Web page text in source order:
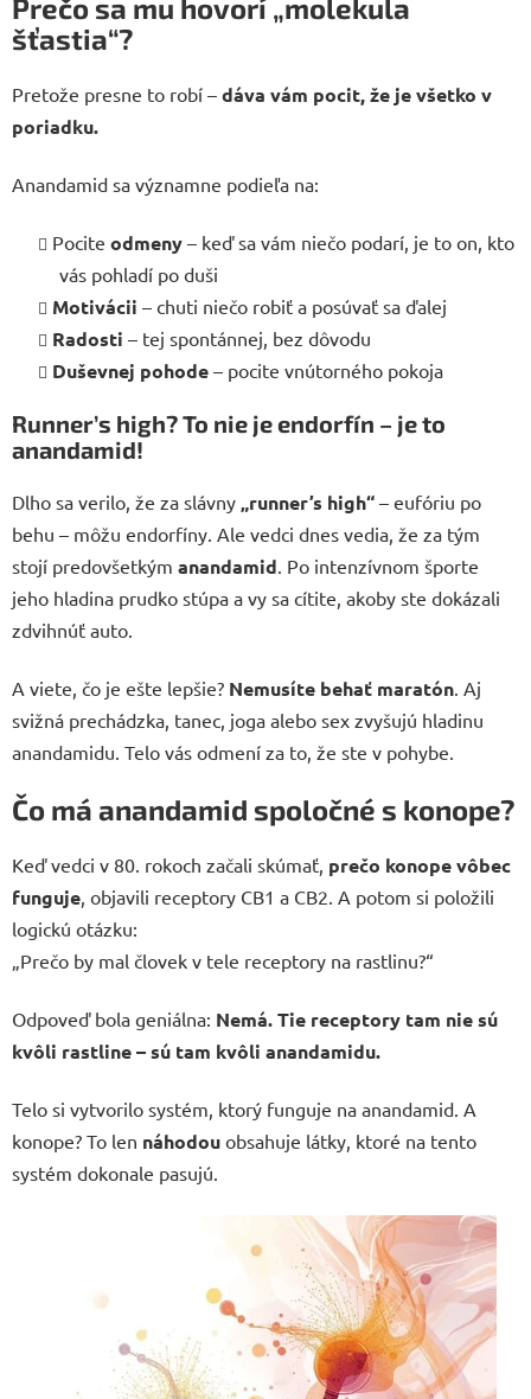
Prečo sa mu hovorí „molekula
šťastia“?
Pretože presne to robí – dáva vám pocit, že je všetko v
poriadku.
Anandamid sa významne podieľa na:
Pocite odmeny – keď sa vám niečo podarí, je to on, kto
vás pohladí po duši
Motivácii – chuti niečo robiť a posúvať sa ďalej
Radosti – tej spontánnej, bez dôvodu
Duševnej pohode – pocite vnútorného pokoja
Runner’s high? To nie je endorfín – je to
anandamid!
Dlho sa verilo, že za slávny „runner’s high“ – eufóriu po
behu – môžu endorfíny. Ale vedci dnes vedia, že za tým
stojí predovšetkým anandamid . Po intenzívnom športe
jeho hladina prudko stúpa a vy sa cítite, akoby ste dokázali
zdvihnúť auto.
A viete, čo je ešte lepšie? Nemusíte behať maratón . Aj
svižná prechádzka, tanec, joga alebo sex zvyšujú hladinu
anandamidu. Telo vás odmení za to, že ste v pohybe.
Čo má anandamid spoločné s konope?
Keď vedci v 80. rokoch začali skúmať, prečo konope vôbec
funguje , objavili receptory CB1 a CB2. A potom si položili
logickú otázku:
„Prečo by mal človek v tele receptory na rastlinu?“
Odpoveď bola geniálna: Nemá. Tie receptory tam nie sú
kvôli rastline – sú tam kvôli anandamidu.
Telo si vytvorilo systém, ktorý funguje na anandamid. A
konope? To len náhodou obsahuje látky, ktoré na tento
systém dokonale pasujú.